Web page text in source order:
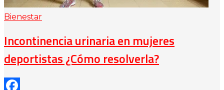
Bienestar
Incontinencia urinaria en mujeres
deportistas ¿Cómo resolverla?